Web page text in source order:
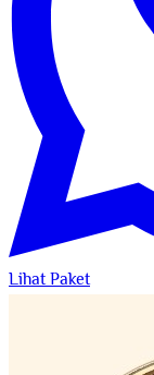
Lihat Paket